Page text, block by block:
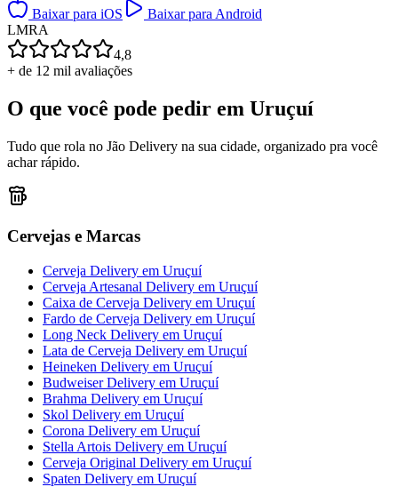
Baixar para iOS
Baixar para Android
LMRA
4,8
+ de 12 mil avaliações
O que você pode pedir em Uruçuí
Tudo que rola no Jão Delivery na sua cidade, organizado pra você
achar rápido.
Cervejas e Marcas
Cerveja Delivery em Uruçuí
Cerveja Artesanal Delivery em Uruçuí
Caixa de Cerveja Delivery em Uruçuí
Fardo de Cerveja Delivery em Uruçuí
Long Neck Delivery em Uruçuí
Lata de Cerveja Delivery em Uruçuí
Heineken Delivery em Uruçuí
Budweiser Delivery em Uruçuí
Brahma Delivery em Uruçuí
Skol Delivery em Uruçuí
Corona Delivery em Uruçuí
Stella Artois Delivery em Uruçuí
Cerveja Original Delivery em Uruçuí
Spaten Delivery em Uruçuí